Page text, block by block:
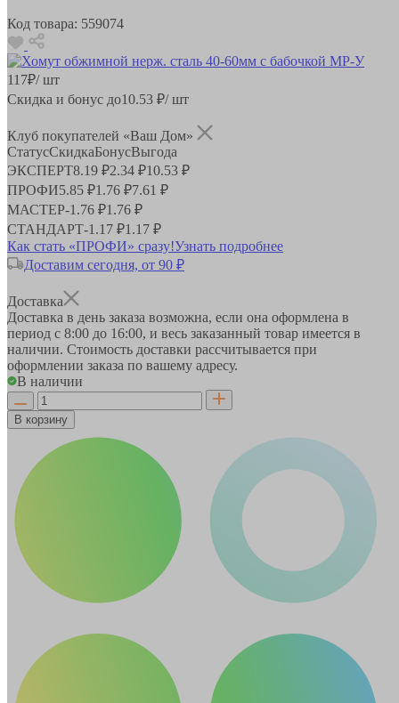
Код товара: 559074
117₽/ шт
Скидка и бонус до10.53 ₽/ шт
Клуб покупателей «Ваш Дом»
СтатусСкидкаБонусВыгода
ЭКСПЕРТ8.19 ₽2.34 ₽10.53 ₽
ПРОФИ5.85 ₽1.76 ₽7.61 ₽
МАСТЕР-1.76 ₽1.76 ₽
СТАНДАРТ-1.17 ₽1.17 ₽
Как стать «ПРОФИ» сразу!Узнать подробнее
Доставим сегодня, от 90 ₽
Доставка
Доставка в день заказа возможна, если она оформлена в
период с 8:00 до 16:00, и весь заказанный товар имеется в
наличии. Стоимость доставки рассчитывается при
оформлении заказа по вашему адресу.
В наличии
В корзину